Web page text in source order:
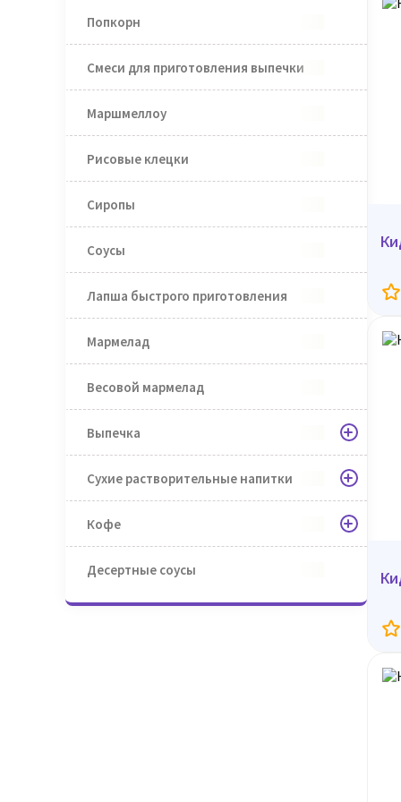
Попкорн
Смеси для приготовления выпечки
Маршмеллоу
Рисовые клецки
Сиропы
Соусы
Лапша быстрого приготовления
Мармелад
Весовой мармелад
Выпечка
Сухие растворительные напитки
Кофе
Десертные соусы